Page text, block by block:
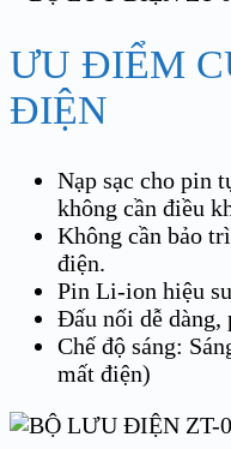
ƯU ĐIỂM
ĐIỆN
Nạp sạc cho pin
không cần điều
Không cần bảo
điện.
Pin Li-ion hiệu
Đấu nối dễ dàng,
Chế độ sáng:
mất điện)